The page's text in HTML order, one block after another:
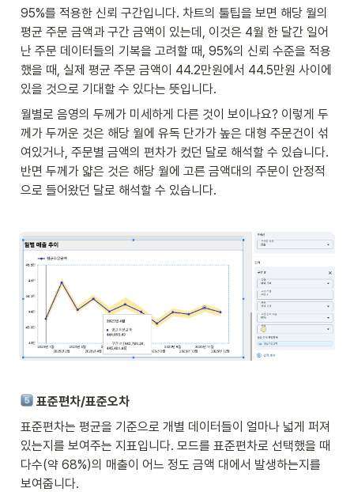
95%를 적용한 신뢰 구간입니다. 차트의 툴팁을 보면 해당 월의
평균 주문 금액과 구간 금액이 있는데, 이것은 4월 한 달간 일어
난 주문 데이터들의 기복을 고려할 때, 95%의 신뢰 수준을 적용
했을 때, 실제 평균 주문 금액이 44.2만원에서 44.5만원 사이에
있을 것으로 기대할 수 있다는 뜻입니다.
월별로 음영의 두께가 미세하게 다른 것이 보이나요? 이렇게 두
께가 두꺼운 것은 해당 월에 유독 단가가 높은 대형 주문건이 섞
여있거나, 주문별 금액의 편차가 컸던 달로 해석할 수 있습니다.
반면 두께가 얇은 것은 해당 월에 고른 금액대의 주문이 안정적
으로 들어왔던 달로 해석할 수 있습니다.
표준편차/표준오차
표준편차는 평균을 기준으로 개별 데이터들이 얼마나 넓게 퍼져
있는지를 보여주는 지표입니다. 모드를 표준편차로 선택했을 때
다수(약 68%)의 매출이 어느 정도 금액 대에서 발생하는지를
보여줍니다.